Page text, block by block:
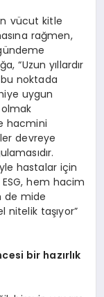
vücut kitle
rağmen,
“Uzun yıllardır
noktada
uygun
hacmini
devreye
hastalar için
hem hacim
de mide
nitelik taşıyor”
bir hazırlık